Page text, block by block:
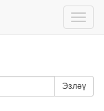
Toggle
Эзләү